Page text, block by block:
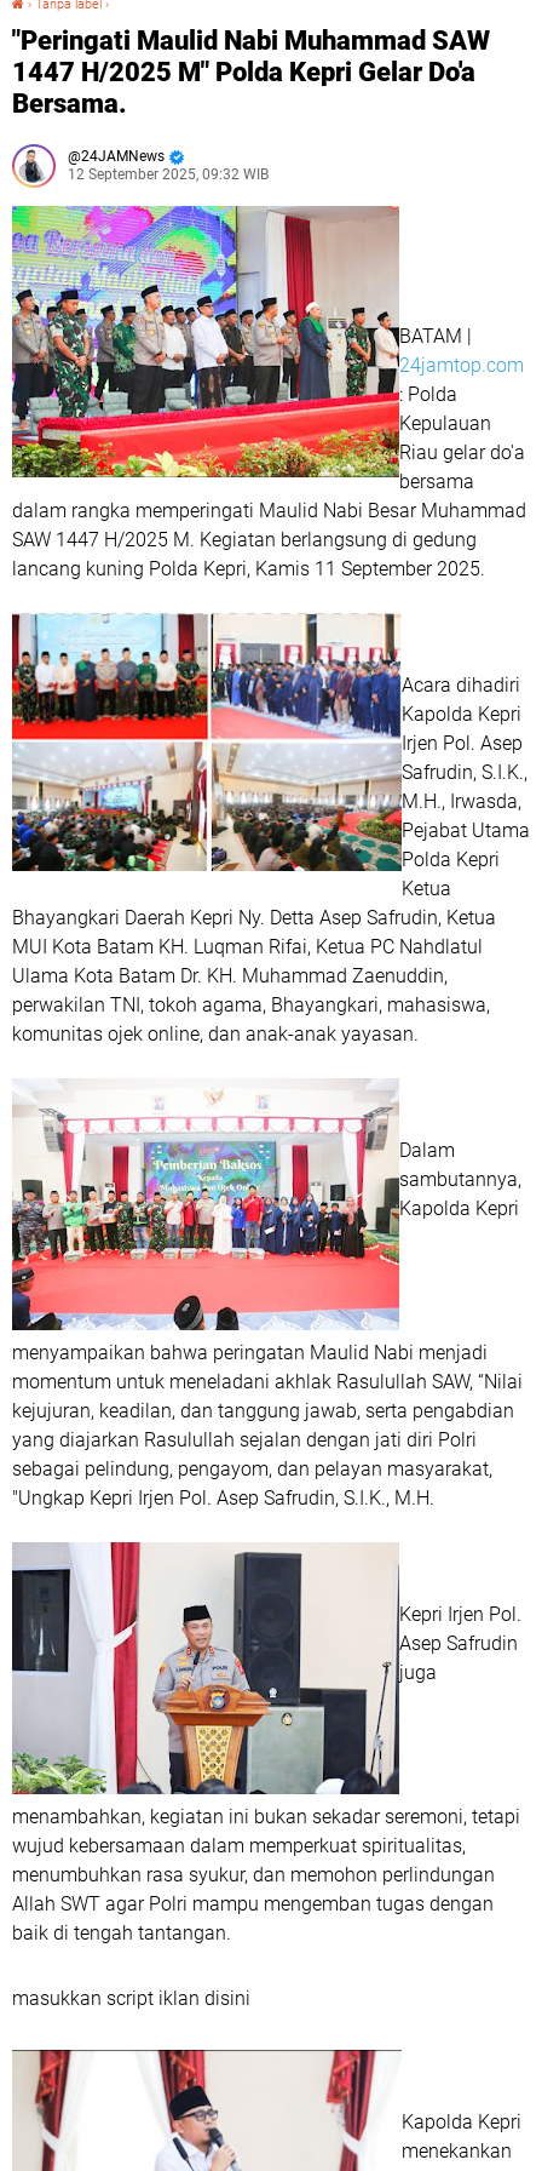
› Tanpa label ›
"Peringati Maulid Nabi Muhammad SAW
1447 H/2025 M" Polda Kepri Gelar Do'a
Bersama.
24JAMNews
12 September 2025, 09:32 WIB
BATAM |
24jamtop.com
: Polda
Kepulauan
Riau gelar do'a
bersama
dalam rangka memperingati Maulid Nabi Besar Muhammad
SAW 1447 H/2025 M. Kegiatan berlangsung di gedung
lancang kuning Polda Kepri, Kamis 11 September 2025.
Acara dihadiri
Kapolda Kepri
Irjen Pol. Asep
Safrudin, S.I.K.,
M.H., Irwasda,
Pejabat Utama
Polda Kepri
Ketua
Bhayangkari Daerah Kepri Ny. Detta Asep Safrudin, Ketua
MUI Kota Batam KH. Luqman Rifai, Ketua PC Nahdlatul
Ulama Kota Batam Dr. KH. Muhammad Zaenuddin,
perwakilan TNI, tokoh agama, Bhayangkari, mahasiswa,
komunitas ojek online, dan anak-anak yayasan.
Dalam
sambutannya,
Kapolda Kepri
menyampaikan bahwa peringatan Maulid Nabi menjadi
momentum untuk meneladani akhlak Rasulullah SAW, “Nilai
kejujuran, keadilan, dan tanggung jawab, serta pengabdian
yang diajarkan Rasulullah sejalan dengan jati diri Polri
sebagai pelindung, pengayom, dan pelayan masyarakat,
"Ungkap Kepri Irjen Pol. Asep Safrudin, S.I.K., M.H.
Kepri Irjen Pol.
Asep Safrudin
juga
menambahkan, kegiatan ini bukan sekadar seremoni, tetapi
wujud kebersamaan dalam memperkuat spiritualitas,
menumbuhkan rasa syukur, dan memohon perlindungan
Allah SWT agar Polri mampu mengemban tugas dengan
baik di tengah tantangan.
masukkan script iklan disini
Kapolda Kepri
menekankan